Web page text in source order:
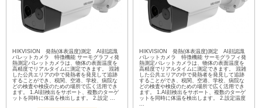
HIKVISION 発熱(体表温度)測定 AI顔認識
バレットカメラ 特徴機能 サーモグラフィ発
熱測定バレットカメラは、物体の表面温度を
高精度でリアルタイムに測定できます。 混雑
した公共エリアの中で発熱者を発見して追跡
することができ、税関、空港、学校、病院な
どの検査や検疫のための場所で広く活用でき
ます。 1.AI顔検出をサポート、複数のターゲ
ットを同時に体温を検出します。 2.設定 ...
HIKVISION 発熱(体表温度)測定 AI顔認識
バレットカメラ 特徴機能 サーモグラフィ発
熱測定バレットカメラは、物体の表面温度を
高精度でリアルタイムに測定できます。 混雑
した公共エリアの中で発熱者を発見して追跡
することができ、税関、空港、学校、病院な
どの検査や検疫のための場所で広く活用でき
ます。 1.AI顔検出をサポート、複数のターゲ
ットを同時に体温を検出します。 2.設定温度
...